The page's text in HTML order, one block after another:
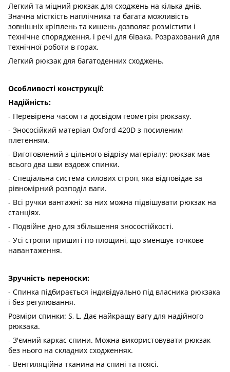
Легкий та міцний рюкзак для сходжень на кілька днів.
Значна місткість наплічника та багата можливість
зовнішніх кріплень та кишень дозволяє розмістити і
технічне спорядження, і речі для бівака. Розрахований для
технічної роботи в горах.
Легкий рюкзак для багатоденних сходжень.
Особливості конструкції:
Надійність:
- Перевірена часом та досвідом геометрія рюкзаку.
- Знососійкий матеріал Oxford 420D з посиленим
плетенням.
- Виготовлений з цільного відрізу матеріалу: рюкзак має
всього два шви вздовж спинки.
- Спеціальна система силових строп, яка відповідає за
рівномірний розподіл ваги.
- Всі ручки вантажні: за них можна підвішувати рюкзак на
станціях.
- Подвійне дно для збільшення зносостійкості.
- Усі стропи пришиті по площині, що зменшує точкове
навантаження.
Зручність переноски:
- Спинка підбирається індивідуально під власника рюкзака
і без регулювання.
Розміри спинки: S, L. Дає найкращу вагу для надійного
рюкзака.
- З'ємний каркас спини. Можна використовувати рюкзак
без нього на складних сходженнях.
- Вентиляційна тканина на спині та поясі.